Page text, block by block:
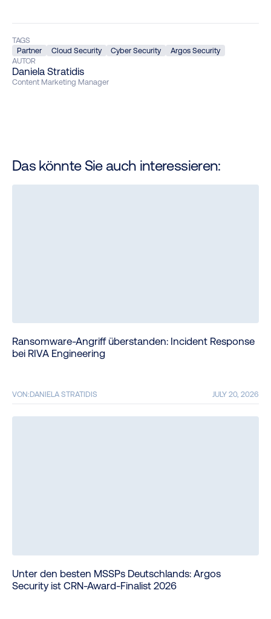
TAGS
Partner
Cloud Security Cyber Security
Argos Security
AUTOR
Daniela Stratidis
Content Marketing Manager
Das könnte Sie auch interessieren:
Ransomware-Angriff überstanden: Incident Response
bei RIVA Engineering
VON:DANIELA STRATIDIS JULY 20, 2026
Unter den besten MSSPs Deutschlands: Argos
Security ist CRN-Award-Finalist 2026